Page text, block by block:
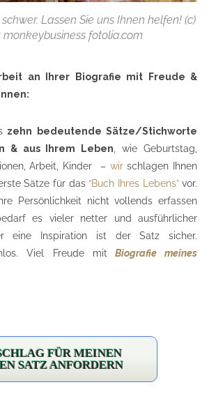
Lassen Sie uns Ihnen helfen! (c)
monkeybusiness fotolia.com
an Ihrer Biografie mit Freude &
zehn bedeutende Sätze/Stichworte
& aus Ihrem Leben , wie Geburtstag,
Arbeit, Kinder – wirschlagen Ihnen
Sätze für das “Buch Ihres Lebens”vor.
Persönlichkeit nicht vollends erfassen
es vieler netter und ausführlicher
eine Inspiration ist der Satz sicher.
Viel Freude mit Biografie meines
FÜR MEINEN
SATZ ANFORDERN